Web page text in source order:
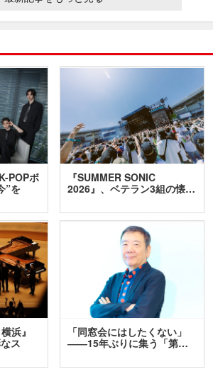
POPボ
”を
『SUMMER SONIC
2026』、ベテラン3組の懐…
浜』
ス
「同窓会にはしたくない」
――15年ぶりに集う「第…